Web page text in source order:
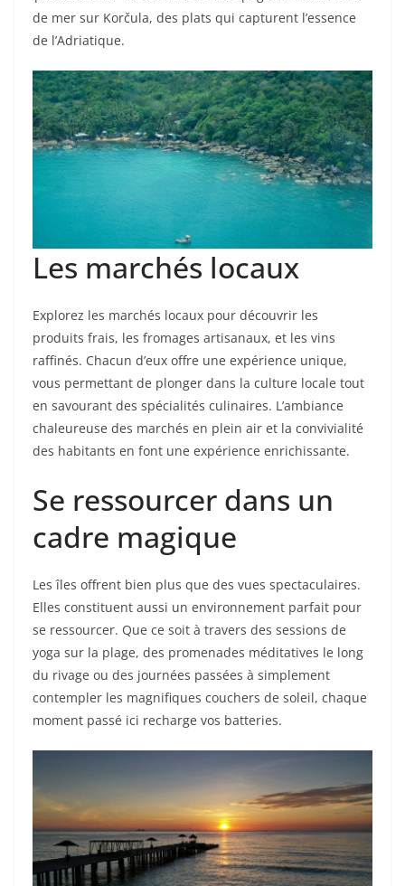
de mer sur Korčula, des plats qui capturent l’essence
de l’Adriatique.
Les marchés locaux
Explorez les marchés locaux pour découvrir les
produits frais, les fromages artisanaux, et les vins
raffinés. Chacun d’eux offre une expérience unique,
vous permettant de plonger dans la culture locale tout
en savourant des spécialités culinaires. L’ambiance
chaleureuse des marchés en plein air et la convivialité
des habitants en font une expérience enrichissante.
Se ressourcer dans un
cadre magique
Les îles offrent bien plus que des vues spectaculaires.
Elles constituent aussi un environnement parfait pour
se ressourcer. Que ce soit à travers des sessions de
yoga sur la plage, des promenades méditatives le long
du rivage ou des journées passées à simplement
contempler les magnifiques couchers de soleil, chaque
moment passé ici recharge vos batteries.